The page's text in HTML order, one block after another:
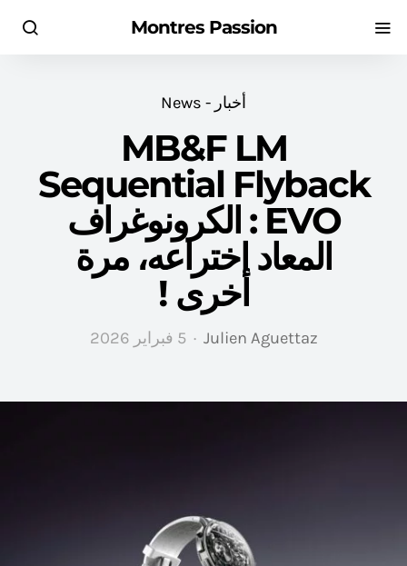
Montres Passion
أخبار - News
MB&F LM
Sequential Flyback
EVO : الكرونوغراف
المعاد اختراعه، مرة
أخرى !
Julien Aguettaz 5 فبراير 2026